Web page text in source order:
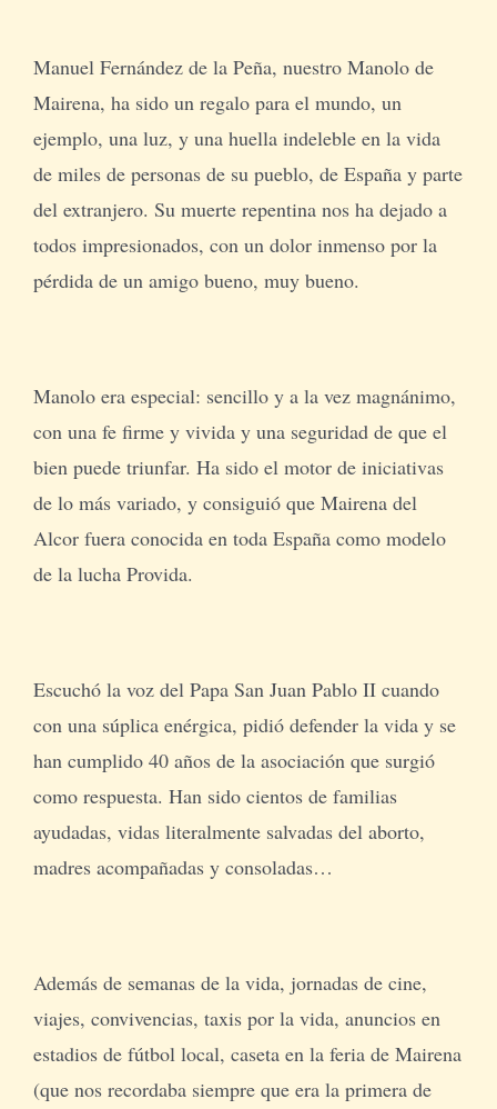
Manuel Fernández de la Peña, nuestro Manolo de
Mairena, ha sido un regalo para el mundo, un
ejemplo, una luz, y una huella indeleble en la vida
de miles de personas de su pueblo, de España y parte
del extranjero. Su muerte repentina nos ha dejado a
todos impresionados, con un dolor inmenso por la
pérdida de un amigo bueno, muy bueno.
Manolo era especial: sencillo y a la vez magnánimo,
con una fe firme y vivida y una seguridad de que el
bien puede triunfar. Ha sido el motor de iniciativas
de lo más variado, y consiguió que Mairena del
Alcor fuera conocida en toda España como modelo
de la lucha Provida.
Escuchó la voz del Papa San Juan Pablo II cuando
con una súplica enérgica, pidió defender la vida y se
han cumplido 40 años de la asociación que surgió
como respuesta. Han sido cientos de familias
ayudadas, vidas literalmente salvadas del aborto,
madres acompañadas y consoladas…
Además de semanas de la vida, jornadas de cine,
viajes, convivencias, taxis por la vida, anuncios en
estadios de fútbol local, caseta en la feria de Mairena
(que nos recordaba siempre que era la primera de